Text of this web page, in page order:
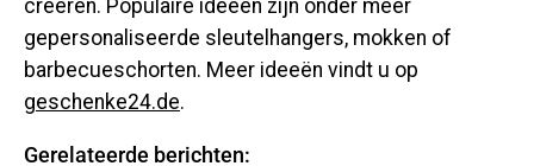
creëren. Populaire ideeën zijn onder meer
gepersonaliseerde sleutelhangers, mokken of
barbecueschorten. Meer ideeën vindt u op
geschenke24.de.
Gerelateerde berichten: